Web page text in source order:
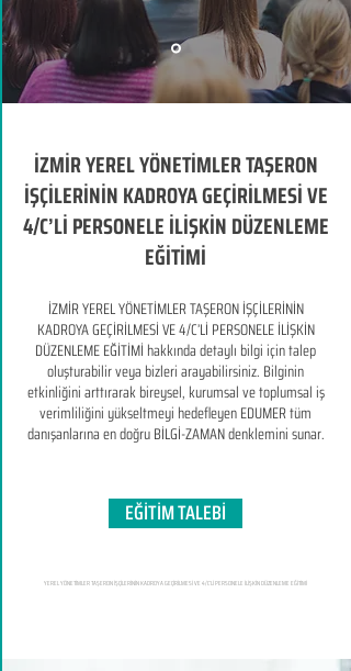
İZMİR YEREL YÖNETİMLER TAŞERON
İŞÇİLERİNİN KADROYA GEÇİRİLMESİ VE
4/C’Lİ PERSONELE İLİŞKİN DÜZENLEME
EĞİTİMİ
İZMİR YEREL YÖNETİMLER TAŞERON İŞÇİLERİNİN
KADROYA GEÇİRİLMESİ VE 4/C’Lİ PERSONELE İLİŞKİN
DÜZENLEME EĞİTİMİ hakkında detaylı bilgi için talep
oluşturabilir veya bizleri arayabilirsiniz. Bilginin
etkinliğini arttırarak bireysel, kurumsal ve toplumsal iş
verimliliğini yükseltmeyi hedefleyen​ EDUMER tüm
danışanlarına en doğru BİLGİ-ZAMAN denklemini sunar.
EĞİTİM TALEBİ
YEREL YÖNETİMLER TAŞERON İŞÇİLERİNİN KADROYA GEÇİRİLMESİ VE 4/C’Lİ PERSONELE İLİŞKİN DÜZENLEME EĞİTİMİ